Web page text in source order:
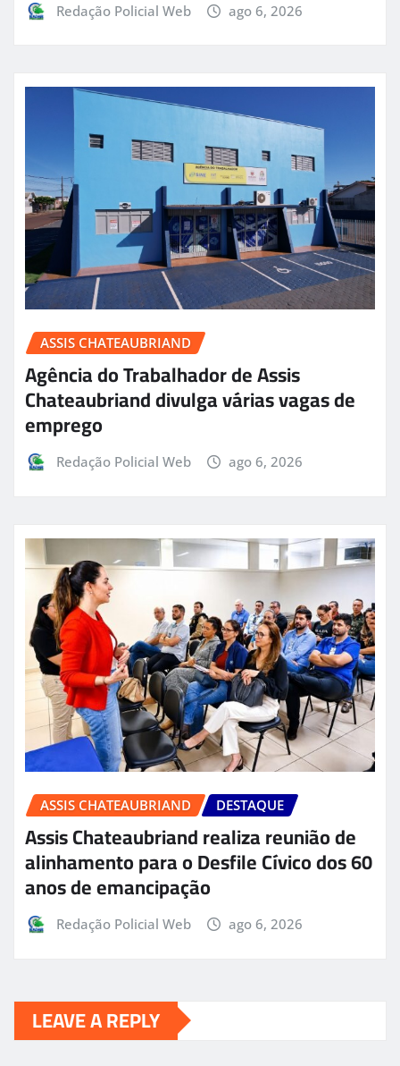
Redação Policial Web ago 6, 2026
ASSIS CHATEAUBRIAND
Agência do Trabalhador de Assis
Chateaubriand divulga várias vagas de
emprego
Redação Policial Web ago 6, 2026
ASSIS CHATEAUBRIAND DESTAQUE
Assis Chateaubriand realiza reunião de
alinhamento para o Desfile Cívico dos 60
anos de emancipação
Redação Policial Web ago 6, 2026
LEAVE A REPLY